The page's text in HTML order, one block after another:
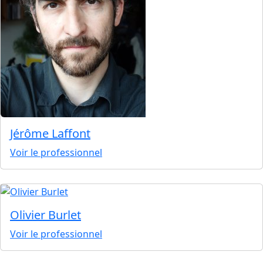
Jérôme Laffont
Voir le professionnel
Olivier Burlet
Voir le professionnel